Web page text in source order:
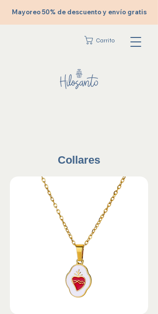
Mayoreo 50% de descuento y envío gratis
Carrito
Collares